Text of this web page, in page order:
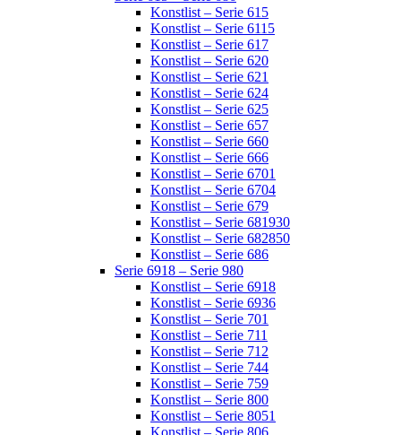
Konstlist – Serie 615
Konstlist – Serie 6115
Konstlist – Serie 617
Konstlist – Serie 620
Konstlist – Serie 621
Konstlist – Serie 624
Konstlist – Serie 625
Konstlist – Serie 657
Konstlist – Serie 660
Konstlist – Serie 666
Konstlist – Serie 6701
Konstlist – Serie 6704
Konstlist – Serie 679
Konstlist – Serie 681930
Konstlist – Serie 682850
Konstlist – Serie 686
Serie 6918 – Serie 980
Konstlist – Serie 6918
Konstlist – Serie 6936
Konstlist – Serie 701
Konstlist – Serie 711
Konstlist – Serie 712
Konstlist – Serie 744
Konstlist – Serie 759
Konstlist – Serie 800
Konstlist – Serie 8051
Konstlist – Serie 806